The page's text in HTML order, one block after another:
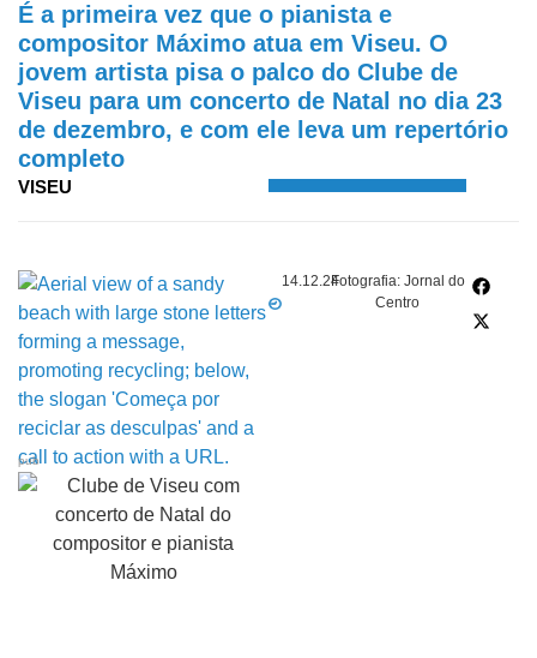
É a primeira vez que o pianista e
compositor Máximo atua em Viseu. O
jovem artista pisa o palco do Clube de
Viseu para um concerto de Natal no dia 23
de dezembro, e com ele leva um repertório
completo
VISEU
14.12.24Fotografia: Jornal do
Centro
pub